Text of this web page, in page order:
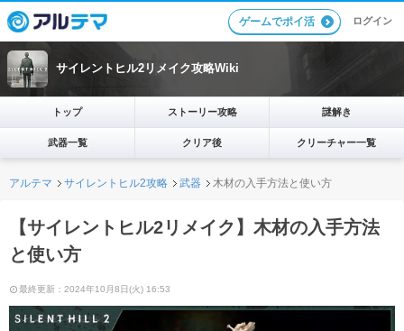
ゲームでポイ活 ログイン
サイレントヒル2リメイク攻略Wiki
トップ ストーリー攻略 謎解き
武器一覧 クリア後 クリーチャー一覧
アルテマ サイレントヒル2攻略 武器 木材の入手方法と使い方
【サイレントヒル2リメイク】木材の入手方法
と使い方
最終更新：2024年10月8日(火) 16:53